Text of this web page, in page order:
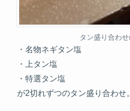
タン盛り合わ
・名物ネギタン塩
・上タン塩
・特選タン塩
が2切れずつのタン盛り合わせ。